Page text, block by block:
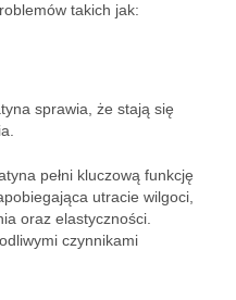
takich jak:
sprawia, że stają się
pełni kluczową funkcję
utracie wilgoci,
oraz elastyczności.
czynnikami